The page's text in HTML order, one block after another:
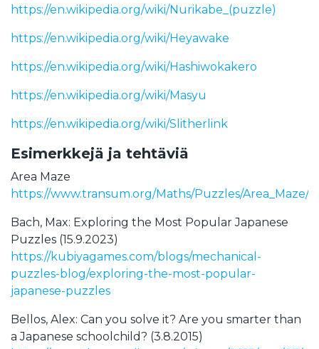
https://en.wikipedia.org/wiki/Nurikabe_(puzzle)
https://en.wikipedia.org/wiki/Heyawake
https://en.wikipedia.org/wiki/Hashiwokakero
https://en.wikipedia.org/wiki/Masyu
https://en.wikipedia.org/wiki/Slitherlink
Esimerkkejä ja tehtäviä
Area Maze
https://www.transum.org/Maths/Puzzles/Area_Maze/
Bach, Max: Exploring the Most Popular Japanese
Puzzles (15.9.2023)
https://kubiyagames.com/blogs/mechanical-
puzzles-blog/exploring-the-most-popular-
japanese-puzzles
Bellos, Alex: Can you solve it? Are you smarter than
a Japanese schoolchild? (3.8.2015)